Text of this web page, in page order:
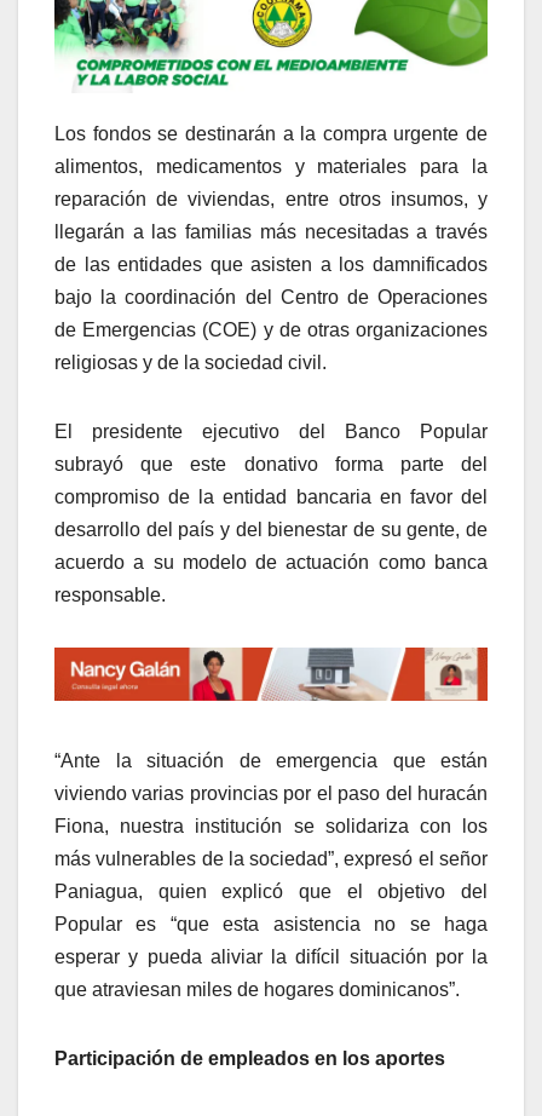
Los fondos se destinarán a la compra urgente de
alimentos, medicamentos y materiales para la
reparación de viviendas, entre otros insumos, y
llegarán a las familias más necesitadas a través
de las entidades que asisten a los damnificados
bajo la coordinación del Centro de Operaciones
de Emergencias (COE) y de otras organizaciones
religiosas y de la sociedad civil.
El presidente ejecutivo del Banco Popular
subrayó que este donativo forma parte del
compromiso de la entidad bancaria en favor del
desarrollo del país y del bienestar de su gente, de
acuerdo a su modelo de actuación como banca
responsable.
“Ante la situación de emergencia que están
viviendo varias provincias por el paso del huracán
Fiona, nuestra institución se solidariza con los
más vulnerables de la sociedad”, expresó el señor
Paniagua, quien explicó que el objetivo del
Popular es “que esta asistencia no se haga
esperar y pueda aliviar la difícil situación por la
que atraviesan miles de hogares dominicanos”.
Participación de empleados en los aportes